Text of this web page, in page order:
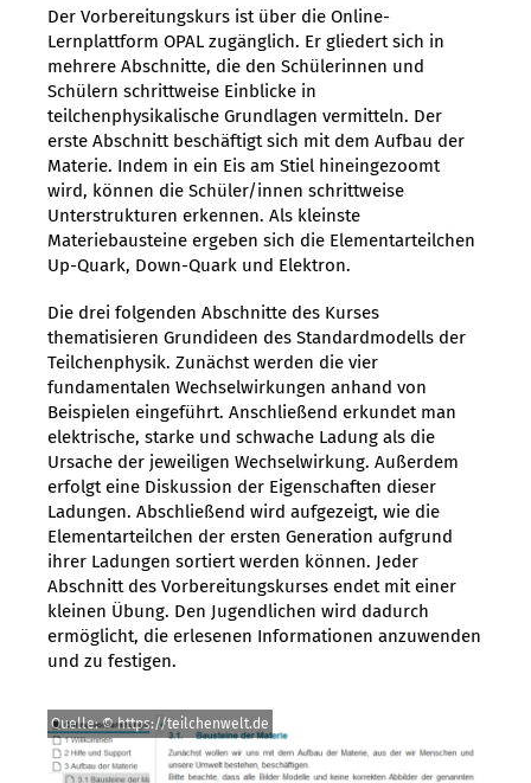
Der Vorbereitungskurs ist über die Online-
Lernplattform OPAL zugänglich. Er gliedert sich in
mehrere Abschnitte, die den Schülerinnen und
Schülern schrittweise Einblicke in
teilchenphysikalische Grundlagen vermitteln. Der
erste Abschnitt beschäftigt sich mit dem Aufbau der
Materie. Indem in ein Eis am Stiel hineingezoomt
wird, können die Schüler/innen schrittweise
Unterstrukturen erkennen. Als kleinste
Materiebausteine ergeben sich die Elementarteilchen
Up-Quark, Down-Quark und Elektron.
Die drei folgenden Abschnitte des Kurses
thematisieren Grundideen des Standardmodells der
Teilchenphysik. Zunächst werden die vier
fundamentalen Wechselwirkungen anhand von
Beispielen eingeführt. Anschließend erkundet man
elektrische, starke und schwache Ladung als die
Ursache der jeweiligen Wechselwirkung. Außerdem
erfolgt eine Diskussion der Eigenschaften dieser
Ladungen. Abschließend wird aufgezeigt, wie die
Elementarteilchen der ersten Generation aufgrund
ihrer Ladungen sortiert werden können. Jeder
Abschnitt des Vorbereitungskurses endet mit einer
kleinen Übung. Den Jugendlichen wird dadurch
ermöglicht, die erlesenen Informationen anzuwenden
und zu festigen.
Quelle: © https://teilchenwelt.de